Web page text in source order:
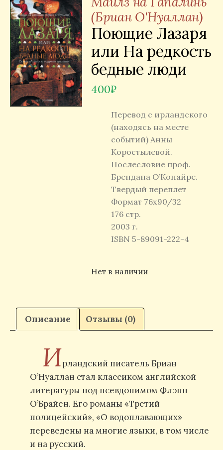
(Бриан О'Нуаллан)
Поющие Лазаря
или На редкость
бедные люди
400₽
Перевод с ирландского
(находясь на месте
событий) Анны
Коростылевой.
Послесловие проф.
Брендана О’Конайре.
Твердый переплет
Формат 76х90/32
176 стр.
2003 г.
ISBN 5-89091-222-4
Нет в наличии
Описание Отзывы (0)
Ирландский писатель Бриан
О’Нуаллан стал классиком английской
литературы под псевдонимом Флэнн
О’Брайен. Его романы «Третий
полицейский», «О водоплавающих»
переведены на многие языки, в том числе
и на русский.